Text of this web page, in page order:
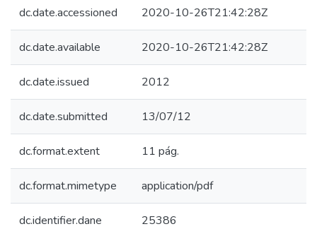
dc.date.accessioned 2020-10-26T21:42:28Z
dc.date.available 2020-10-26T21:42:28Z
dc.date.issued 2012
dc.date.submitted 13/07/12
dc.format.extent 11 pág.
dc.format.mimetype application/pdf
dc.identifier.dane 25386